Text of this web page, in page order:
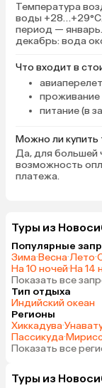
Температура
воды
период —
декабрь: вода
Что входит в
проживание
питание (в
Можно ли купить
Да, для большей
возможность
платежа.
Туры из
Популярные
Зима·Весна·Лето·
На 10 ночей·На 14
Показать все
Тип отдыха
Индийский океан
Регионы
Хиккадува·
Пассикуда·
Показать все
Туры из